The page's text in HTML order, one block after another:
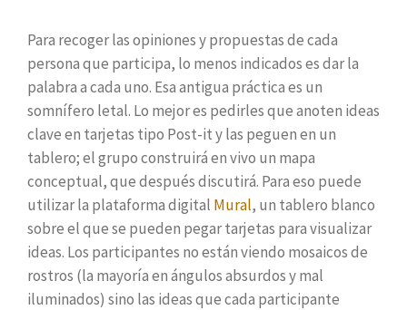
Para recoger las opiniones y propuestas de cada
persona que participa, lo menos indicados es dar la
palabra a cada uno. Esa antigua práctica es un
somnífero letal. Lo mejor es pedirles que anoten ideas
clave en tarjetas tipo Post-it y las peguen en un
tablero; el grupo construirá en vivo un mapa
conceptual, que después discutirá. Para eso puede
utilizar la plataforma digital Mural, un tablero blanco
sobre el que se pueden pegar tarjetas para visualizar
ideas. Los participantes no están viendo mosaicos de
rostros (la mayoría en ángulos absurdos y mal
iluminados) sino las ideas que cada participante